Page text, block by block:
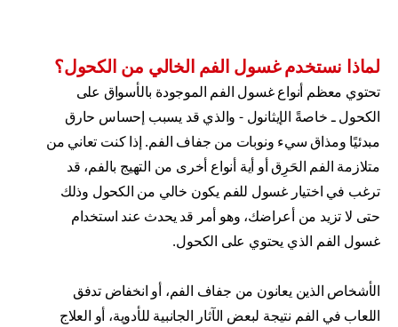
لماذا نستخدم غسول الفم الخالي من الكحول؟
تحتوي معظم أنواع غسول الفم الموجودة بالأسواق على
الكحول ـ خاصةً الإيثانول - والذي قد يسبب إحساس حارق
مبدئيًا ومذاق سيء ونوبات من جفاف الفم. إذا كنت تعاني من
متلازمة الفم الحَرِق أو أية أنواع أخرى من التهيج بالفم، قد
ترغب في اختيار غسول للفم يكون خالي من الكحول وذلك
حتى لا تزيد من أعراضك، وهو أمر قد يحدث عند استخدام
غسول الفم الذي يحتوي على الكحول.
الأشخاص الذين يعانون من جفاف الفم، أو انخفاض تدفق
اللعاب في الفم نتيجة لبعض الآثار الجانبية للأدوية، أو العلاج